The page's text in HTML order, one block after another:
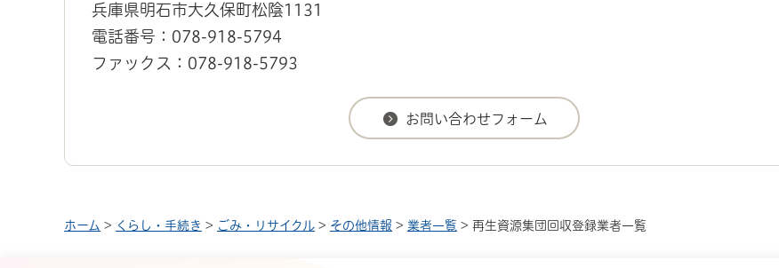
兵庫県明石市大久保町松陰1131
電話番号：078-918-5794
ファックス：078-918-5793
ホーム > くらし・手続き > ごみ・リサイクル > その他情報 > 業者一覧 > 再生資源集団回収登録業者一覧